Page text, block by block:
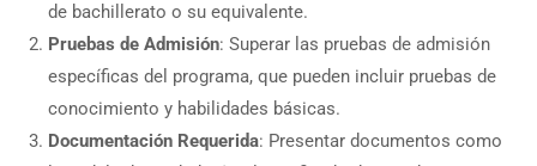
de bachillerato o su equivalente.
Pruebas de Admisión: Superar las pruebas de admisión
específicas del programa, que pueden incluir pruebas de
conocimiento y habilidades básicas.
Documentación Requerida: Presentar documentos como